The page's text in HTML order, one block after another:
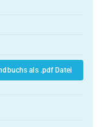
als .pdf Datei